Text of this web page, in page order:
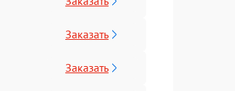
Заказать
Заказать